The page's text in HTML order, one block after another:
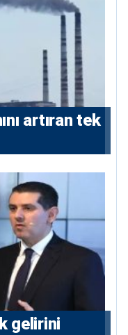
artıran tek
gelirini